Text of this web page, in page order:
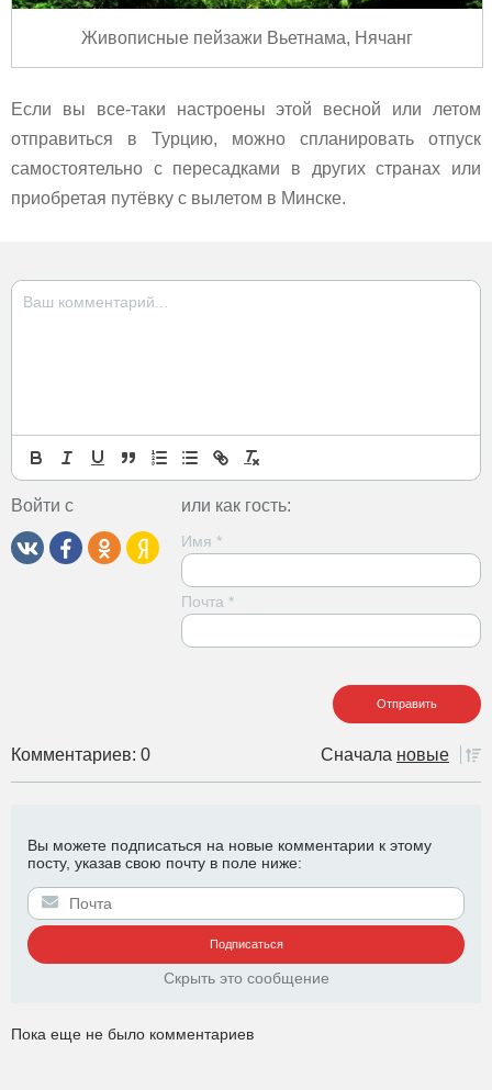
Живописные пейзажи Вьетнама, Нячанг
Если вы все-таки настроены этой весной или летом
отправиться в Турцию, можно спланировать отпуск
самостоятельно с пересадками в других странах или
приобретая путёвку с вылетом в Минске.
Войти с или как гость:
Имя *
Почта *
Комментариев: 0 Сначала новые
Вы можете подписаться на новые комментарии к этому
посту, указав свою почту в поле ниже:
Скрыть это сообщение
Пока еще не было комментариев